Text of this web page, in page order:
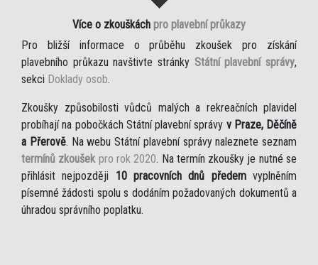
Více o zkouškách pro plavební průkazy
Pro bližší informace o průběhu zkoušek pro získání
plavebního průkazu navštivte stránky Státní plavební správy,
sekci Doklady osob.
Zkoušky způsobilosti vůdců malých a rekreačních plavidel
probíhají na pobočkách Státní plavební správy v Praze, Děčíně
a Přerově. Na webu Státní plavební správy naleznete seznam
termínů zkoušek pro rok 2020. Na termín zkoušky je nutné se
přihlásit nejpozději 10 pracovních dnů předemvyplněním
písemné žádosti spolu s dodáním požadovaných dokumentů a
úhradou správního poplatku.